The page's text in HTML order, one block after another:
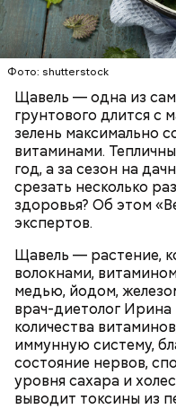
Фото: shutterstock
Щавель — одна из
грунтового длится с
зелень максимально
витаминами.
год, а за сезон на
срезать несколько
здоровья? Об этом
экспертов.
Щавель — растение,
волокнами,
медью, йодом,
врач-диетолог
количества
иммунную систему,
состояние нервов,
уровня сахара и
выводит токсины из
Опасность же щавеля
содержит большое
которая может
ЗДОРОВЬЕ ВРАЧИ
ПРОДУКТЫ